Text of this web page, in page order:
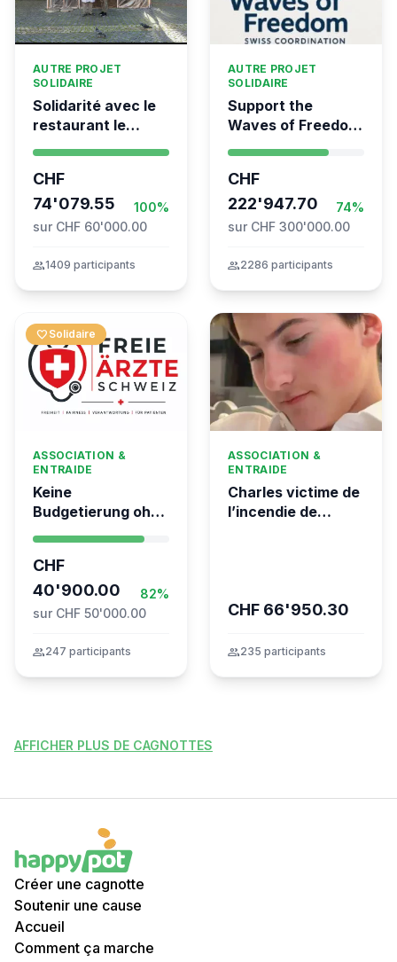
AUTRE PROJET
SOLIDAIRE
Solidarité avec le
restaurant le
CHF
74'079.55
100%
sur CHF 60'000.00
group1409 participants
AUTRE PROJET
SOLIDAIRE
Support the
Waves of Freedom
the Global
Movement to Gaza
CHF
222'947.70
74%
sur CHF 300'000.00
group2286 participants
favorite Solidaire
ASSOCIATION &
ENTRAIDE
Keine
Budgetierung ohne
Höchstgrenze
unabhängig prüfen
CHF
40'900.00
82%
sur CHF 50'000.00
group247 participants
ASSOCIATION &
ENTRAIDE
Charles victime de
l’incendie de
CHF 66'950.30
group235 participants
AFFICHER PLUS DE CAGNOTTES
Créer une cagnotte
Soutenir une cause
Accueil
Comment ça marche